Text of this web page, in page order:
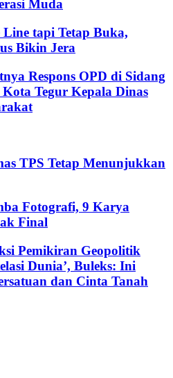
Muda
Line tapi Tetap Buka,
Bikin Jera
Respons OPD di Sidang
Tegur Kepala Dinas
TPS Tetap Menunjukkan
Fotografi, 9 Karya
Final
Pemikiran Geopolitik
Dunia’, Buleks: Ini
dan Cinta Tanah